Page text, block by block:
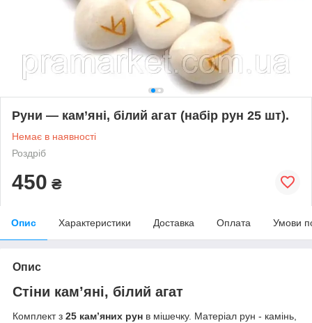
Руни — кам’яні, білий агат (набір рун 25 шт).
Немає в наявності
Роздріб
450 ₴
Опис Характеристики Доставка Оплата Умови
Опис
Стіни кам’яні, білий агат
Комплект з 25 кам’яних рун в мішечку. Матеріал рун - камінь,